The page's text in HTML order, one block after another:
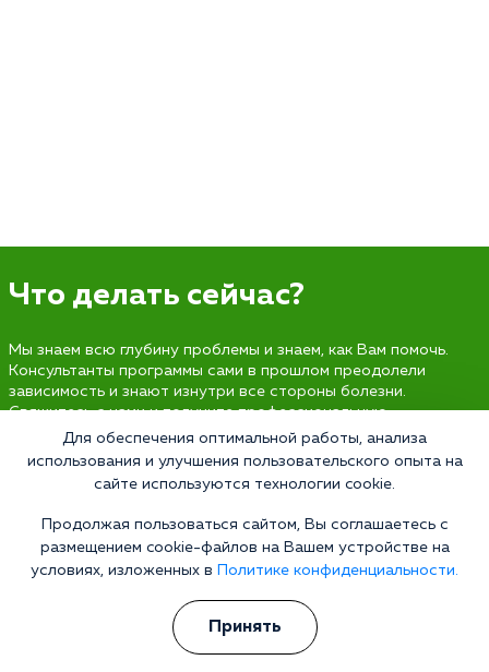
Что делать сейчас?
Мы знаем всю глубину проблемы и знаем, как Вам помочь.
Консультанты программы сами в прошлом преодолели
зависимость и знают изнутри все стороны болезни.
Свяжитесь с нами и получите профессиональную
консультацию бесплатно и анонимно.
Получить консультацию
Наркологическая клиника
Для обеспечения оптимальной работы, анализа
использования и улучшения пользовательского опыта на
сайте используются технологии cookie.
Продолжая пользоваться сайтом, Вы соглашаетесь с
размещением cookie-файлов на Вашем устройстве на
условиях, изложенных в
Политике конфиденциальности.
Принять